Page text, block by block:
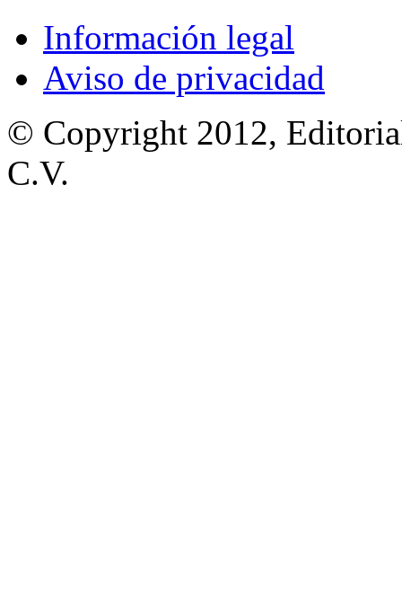
Información legal
Aviso de privacidad
© Copyright 2012,
C.V.